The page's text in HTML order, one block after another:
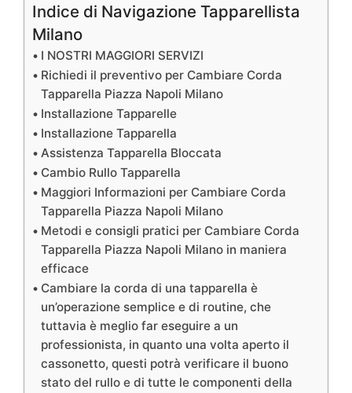
Indice di Navigazione Tapparellista
Milano
I NOSTRI MAGGIORI SERVIZI
Richiedi il preventivo per Cambiare Corda
Tapparella Piazza Napoli Milano
Installazione Tapparelle
Installazione Tapparella
Assistenza Tapparella Bloccata
Cambio Rullo Tapparella
Maggiori Informazioni per Cambiare Corda
Tapparella Piazza Napoli Milano
Metodi e consigli pratici per Cambiare Corda
Tapparella Piazza Napoli Milano in maniera
efficace
Cambiare la corda di una tapparella è
un’operazione semplice e di routine, che
tuttavia è meglio far eseguire a un
professionista, in quanto una volta aperto il
cassonetto, questi potrà verificare il buono
stato del rullo e di tutte le componenti della